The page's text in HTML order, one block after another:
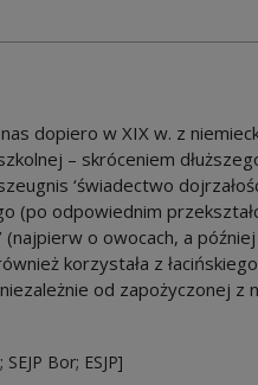
dopiero w XIX w. z
– skróceniem
‘świadectwo
(po odpowiednim
(najpierw o owocach, a
korzystała z
od zapożyczonej z
Bor; ESJP]